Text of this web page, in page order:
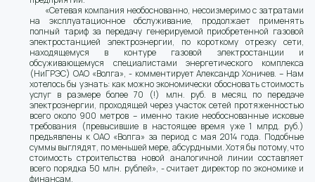
«Сетевая компания необоснованно, несоизмеримо с затратами
на эксплуатационное обслуживание, продолжает применять
полный тариф за передачу генерируемой приобретенной газовой
электростанцией электроэнергии, по короткому отрезку сети,
находящемуся в контуре газовой электростанции и
обсуживающемуся специалистами энергетического комплекса
(НиГРЭС) ОАО «Волга», - комментирует Александр Хоничев. – Нам
хотелось бы узнать: как можно экономически обосновать стоимость
услуг в размере более 70 (!) млн. руб. в месяц по передаче
электроэнергии, проходящей через участок сетей протяженностью
всего около 900 метров – именно такие необоснованные исковые
требования (превысившие в настоящее время уже 1 млрд. руб.)
предъявлены к ОАО «Волга» за период с мая 2014 года. Подобные
суммы выглядят, по меньшей мере, абсурдными. Хотя бы потому, что
стоимость строительства новой аналогичной линии составляет
всего порядка 50 млн. рублей», - считает директор по экономике и
финансам.